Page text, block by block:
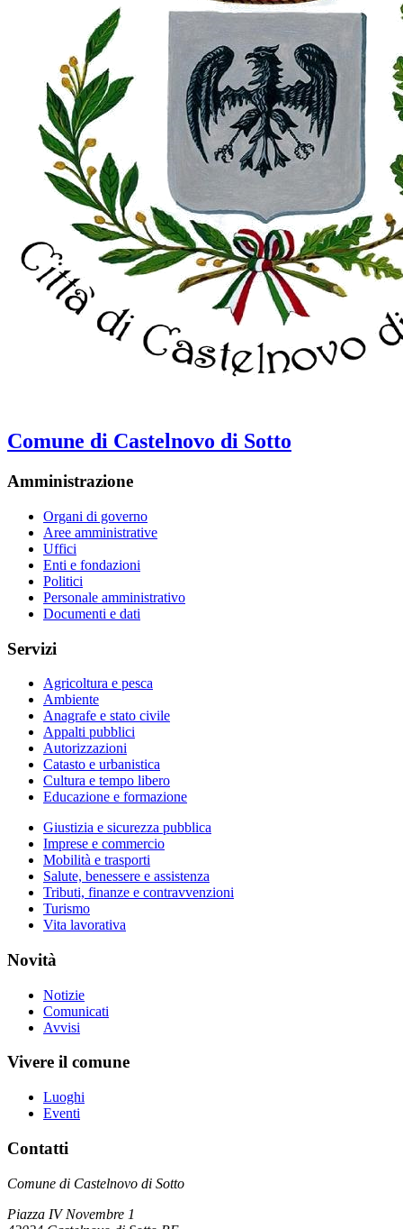
Comune di Castelnovo di Sotto
Amministrazione
Organi di governo
Aree amministrative
Uffici
Enti e fondazioni
Politici
Personale amministrativo
Documenti e dati
Servizi
Agricoltura e pesca
Ambiente
Anagrafe e stato civile
Appalti pubblici
Autorizzazioni
Catasto e urbanistica
Cultura e tempo libero
Educazione e formazione
Giustizia e sicurezza pubblica
Imprese e commercio
Mobilità e trasporti
Salute, benessere e assistenza
Tributi, finanze e contravvenzioni
Turismo
Vita lavorativa
Novità
Notizie
Comunicati
Avvisi
Vivere il comune
Luoghi
Eventi
Contatti
Comune di Castelnovo di Sotto
Piazza IV Novembre 1